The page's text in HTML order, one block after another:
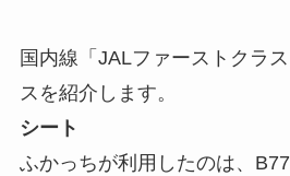
国内線「JALファーストクラ
スを紹介します。
シート
ふかっちが利用したのは、